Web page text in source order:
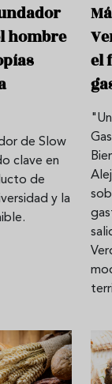
hombre
de Slow
clave en
de
y la
el
todo el